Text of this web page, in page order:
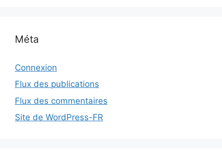
Méta
Connexion
Flux des publications
Flux des commentaires
Site de WordPress-FR